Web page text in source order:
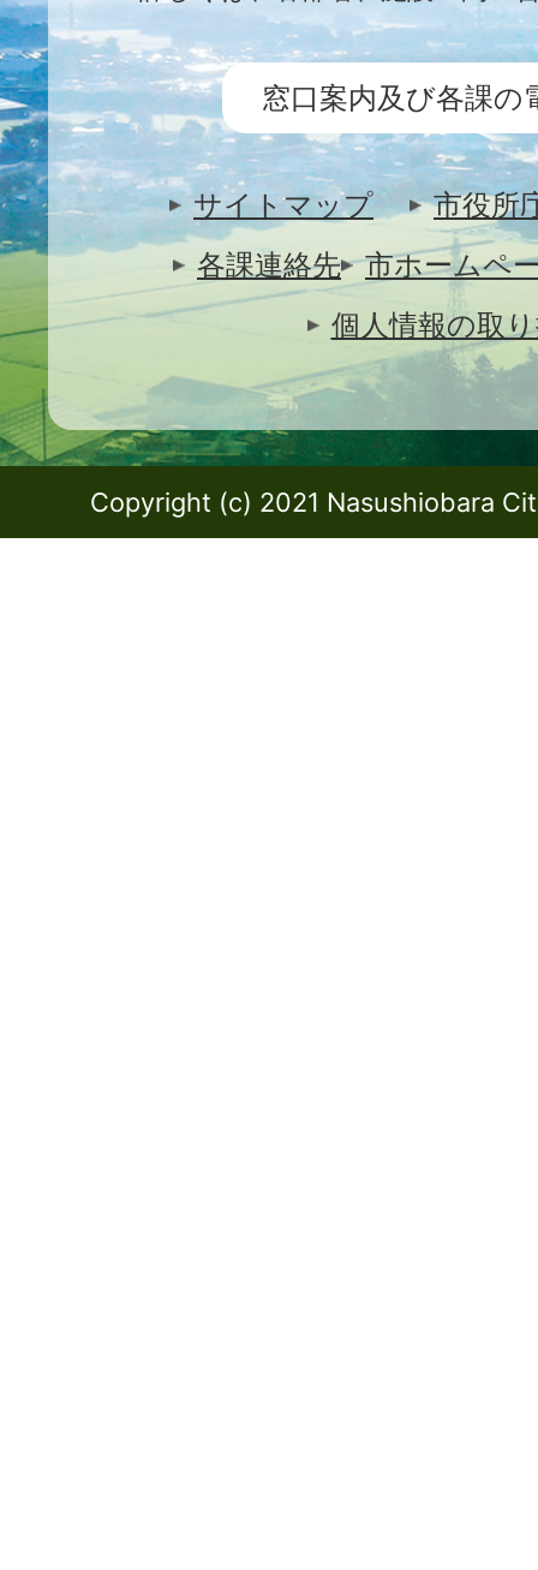
窓口案内及び各課の
サイトマップ
市役所
各課連絡先
市ホームペ
個人情報の取
Copyright (c) 2021 Nasushiobara